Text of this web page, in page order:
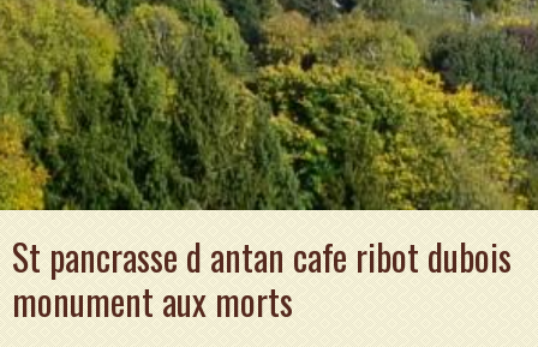
St pancrasse d antan cafe ribot dubois
monument aux morts